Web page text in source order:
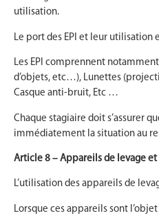
utilisation.
Le port des EPI et leur utilisation
Les EPI comprennent
d’objets, etc…), Lunettes
Casque anti-bruit, Etc …
Chaque stagiaire doit s’assurer
immédiatement la situation au
Article 8 – Appareils de levage
L’utilisation des appareils de
Lorsque ces appareils sont